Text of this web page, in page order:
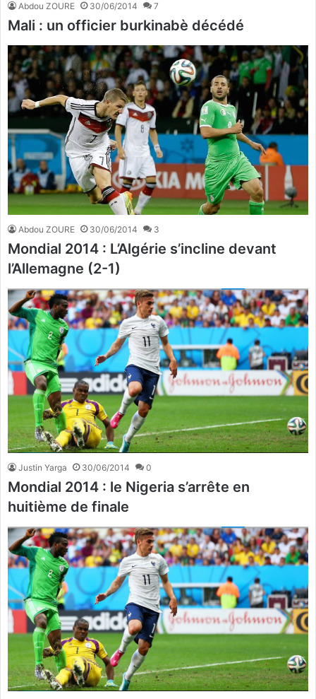
Abdou ZOURE 30/06/2014 7
Mali : un officier burkinabè décédé
Abdou ZOURE 30/06/2014 3
Mondial 2014 : L’Algérie s’incline devant
l’Allemagne (2-1)
Justin Yarga 30/06/2014 0
Mondial 2014 : le Nigeria s’arrête en
huitième de finale